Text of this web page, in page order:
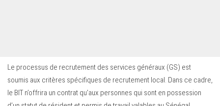
Le processus de recrutement des services généraux (GS) est
soumis aux critères spécifiques de recrutement local. Dans ce cadre,
le BIT n’offrira un contrat qu’aux personnes qui sont en possession